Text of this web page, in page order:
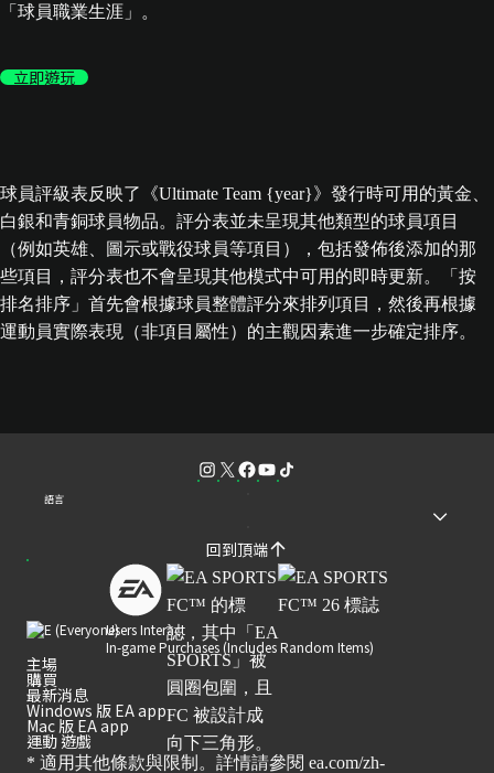
「球員職業生涯」。
立即遊玩
球員評級表反映了《Ultimate Team {year}》發行時可用的黃金、
白銀和青銅球員物品。評分表並未呈現其他類型的球員項目
（例如英雄、圖示或戰役球員等項目），包括發佈後添加的那
些項目，評分表也不會呈現其他模式中可用的即時更新。「按
排名排序」首先會根據球員整體評分來排列項目，然後再根據
運動員實際表現（非項目屬性）的主觀因素進一步確定排序。
語言
回到頂端
Users Interact
In-game Purchases (Includes Random Items)
主場
購買
最新消息
Windows 版 EA app
Mac 版 EA app
運動 遊戲
* 適用其他條款與限制。詳情請參閱 ea.com/zh-